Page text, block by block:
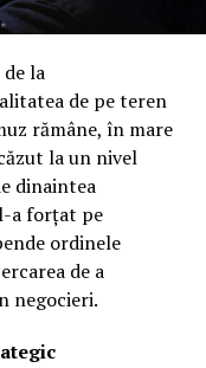
apărută inițial pe
o undă de șoc
Democrat a
de Giorgia
de criză fără
a
de seriozitate
la
de pe teren
rămâne, în mare
la un nivel
dinaintea
a forțat pe
ordinele
de a
negocieri.